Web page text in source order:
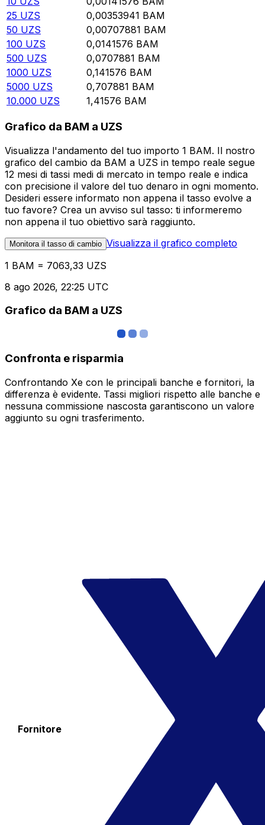
25 UZS 0,00353941 BAM
50 UZS 0,00707881 BAM
100 UZS 0,0141576 BAM
500 UZS 0,0707881 BAM
1000 UZS 0,141576 BAM
5000 UZS 0,707881 BAM
10.000 UZS 1,41576 BAM
Grafico da BAM a UZS
Visualizza l'andamento del tuo importo 1 BAM. Il nostro
grafico del cambio da BAM a UZS in tempo reale segue
12 mesi di tassi medi di mercato in tempo reale e indica
con precisione il valore del tuo denaro in ogni momento.
Desideri essere informato non appena il tasso evolve a
tuo favore? Crea un avviso sul tasso: ti informeremo
non appena il tuo obiettivo sarà raggiunto.
Monitora il tasso di cambio Visualizza il grafico completo
1 BAM = 7063,33 UZS
8 ago 2026, 22:25 UTC
Grafico da BAM a UZS
Confronta e risparmia
Confrontando Xe con le principali banche e fornitori, la
differenza è evidente. Tassi migliori rispetto alle banche e
nessuna commissione nascosta garantiscono un valore
aggiunto su ogni trasferimento.
Fornitore